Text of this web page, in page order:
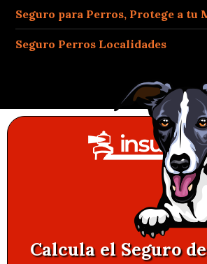
Seguro para Perros, Protege a tu
Seguro Perros Localidades
Calcula el Seguro